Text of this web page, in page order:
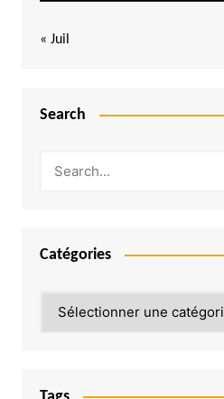
« Juil
Search
Catégories